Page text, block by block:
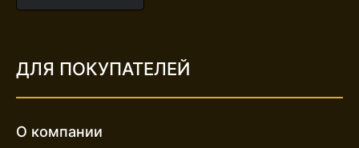
ДЛЯ ПОКУПАТЕЛЕЙ
О компании